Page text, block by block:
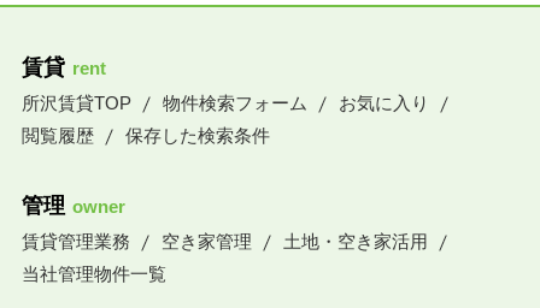
賃貸 rent
所沢賃貸TOP
物件検索フォーム
お気に入り
閲覧履歴
保存した検索条件
管理 owner
賃貸管理業務
空き家管理
土地・空き家活用
当社管理物件一覧